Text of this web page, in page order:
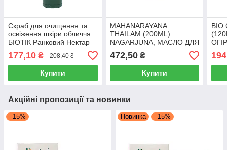
Скраб для очищення та
освіження шкіри обличчя
БІОТІК Ранковий Нектар
SCRUB 100г BIOTIQUE
177,10 ₴ 208,40 ₴
Купити
MAHANARAYANA
THAILAM (200ML)
NAGARJUNA, МАСЛО ДЛЯ
МАХАНАРАЯНА 200 МЛ.
НАГАРДЖУНА
472,50₴
Купити
BIO
Акційні пропозиції та новинки
–15% Новинка –15%